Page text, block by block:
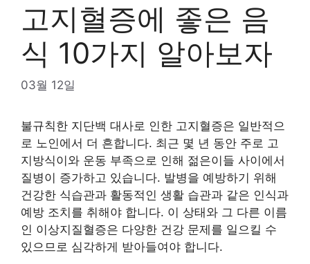
고지혈증에 좋은 음
식 10가지 알아보자
03월 12일
불규칙한 지단백 대사로 인한 고지혈증은 일반적으
로 노인에서 더 흔합니다. 최근 몇 년 동안 주로 고
지방식이와 운동 부족으로 인해 젊은이들 사이에서
질병이 증가하고 있습니다. 발병을 예방하기 위해
건강한 식습관과 활동적인 생활 습관과 같은 인식과
예방 조치를 취해야 합니다. 이 상태와 그 다른 이름
인 이상지질혈증은 다양한 건강 문제를 일으킬 수
있으므로 심각하게 받아들여야 합니다.